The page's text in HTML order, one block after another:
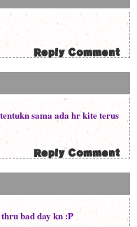
sama ada hr kite terus
bad day kn :P